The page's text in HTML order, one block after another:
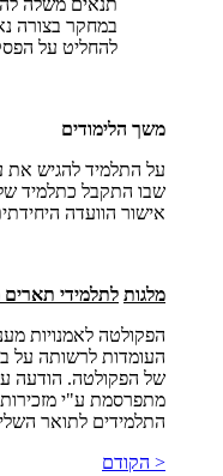
במחקר בצורה
להחליט על
משך הלימודים
על התלמיד להגיש את
שבו התקבל כתלמיד
אישור הוועדה
מלגות לתלמידי
הפקולטה לאמנויות
העומדות לרשותה על
של הפקולטה. הודעה
מתפרסמת ע"י
התלמידים לתואר
< הקודם